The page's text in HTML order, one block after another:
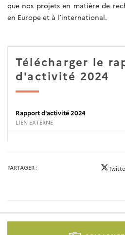
que nos projets en matière de
en Europe et à l’international.
Télécharger le
d'activité 2024
Rapport d'activité 2024
LIEN EXTERNE
PARTAGER
Pied